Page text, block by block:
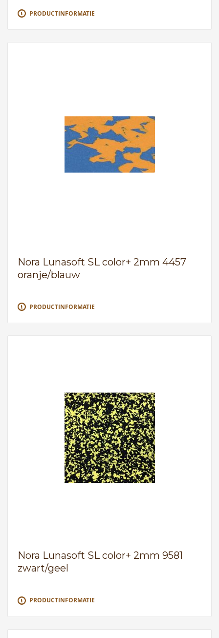
PRODUCTINFORMATIE
Nora Lunasoft SL color+ 2mm 4457
oranje/blauw
PRODUCTINFORMATIE
Nora Lunasoft SL color+ 2mm 9581
zwart/geel
PRODUCTINFORMATIE